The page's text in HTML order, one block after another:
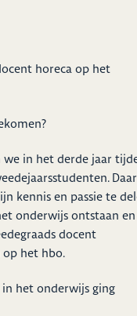
horeca op het
in het derde jaar
kennis en passie te
onderwijs ontstaan en
docent
op het hbo.
het onderwijs ging